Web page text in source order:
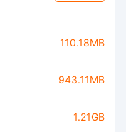
110.18MB
943.11MB
1.21GB